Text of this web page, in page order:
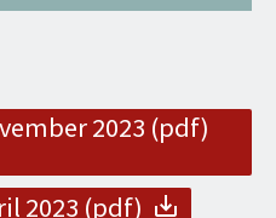
2023 (pdf)
2023 (pdf)